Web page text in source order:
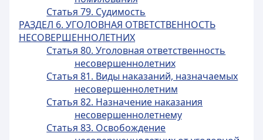
Статья 79. Судимость
РАЗДЕЛ 6. УГОЛОВНАЯ ОТВЕТСТВЕННОСТЬ
НЕСОВЕРШЕННОЛЕТНИХ
Статья 80. Уголовная ответственность
несовершеннолетних
Статья 81. Виды наказаний, назначаемых
несовершеннолетним
Статья 82. Назначение наказания
несовершеннолетнему
Статья 83. Освобождение